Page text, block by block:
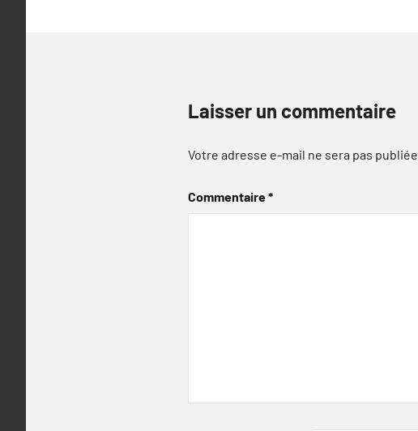
Laisser un commentaire
Votre adresse e-mail ne sera pas publiée.
Commentaire*